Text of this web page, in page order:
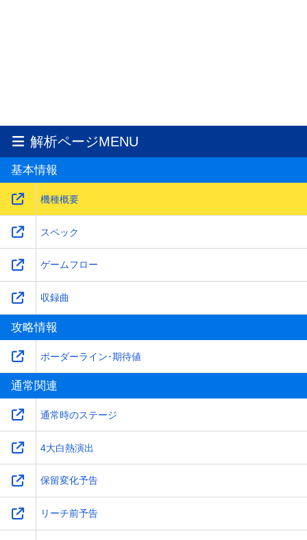
解析ページMENU
基本情報
機種概要
スペック
ゲームフロー
収録曲
攻略情報
ボーダーライン･期待値
通常関連
通常時のステージ
4大白熱演出
保留変化予告
リーチ前予告